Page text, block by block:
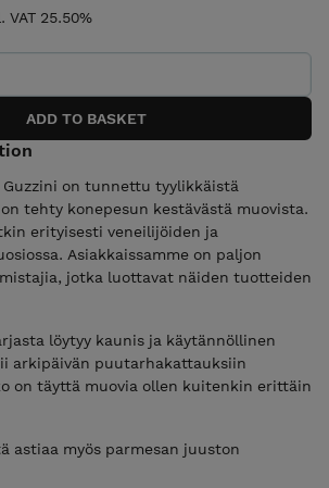
VAT 25.50%
on tunnettu tyylikkäistä
tehty konepesun kestävästä muovista.
erityisesti veneilijöiden ja
Asiakkaissamme on paljon
jotka luottavat näiden tuotteiden
löytyy kaunis ja käytännöllinen
arkipäivän puutarhakattauksiin
on täyttä muovia ollen kuitenkin erittäin
astiaa myös parmesan juuston